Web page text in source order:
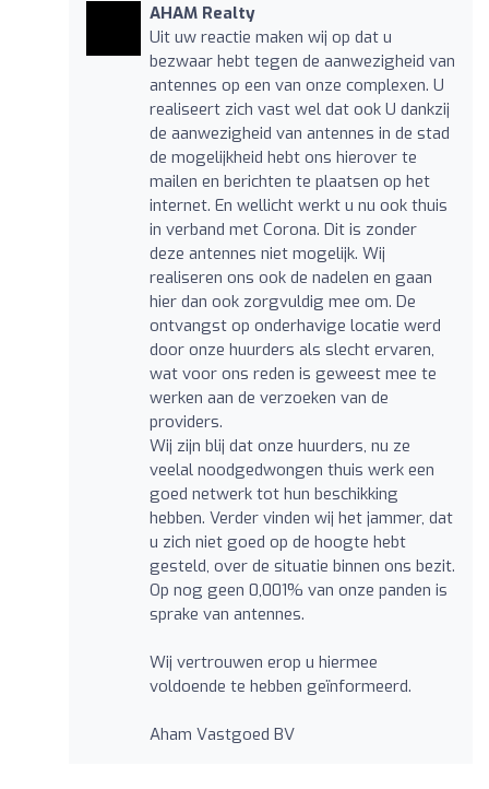
AHAM Realty
Uit uw reactie maken wij op dat u
bezwaar hebt tegen de aanwezigheid van
antennes op een van onze complexen. U
realiseert zich vast wel dat ook U dankzij
de aanwezigheid van antennes in de stad
de mogelijkheid hebt ons hierover te
mailen en berichten te plaatsen op het
internet. En wellicht werkt u nu ook thuis
in verband met Corona. Dit is zonder
deze antennes niet mogelijk. Wij
realiseren ons ook de nadelen en gaan
hier dan ook zorgvuldig mee om. De
ontvangst op onderhavige locatie werd
door onze huurders als slecht ervaren,
wat voor ons reden is geweest mee te
werken aan de verzoeken van de
providers.
Wij zijn blij dat onze huurders, nu ze
veelal noodgedwongen thuis werk een
goed netwerk tot hun beschikking
hebben. Verder vinden wij het jammer, dat
u zich niet goed op de hoogte hebt
gesteld, over de situatie binnen ons bezit.
Op nog geen 0,001% van onze panden is
sprake van antennes.
Wij vertrouwen erop u hiermee
voldoende te hebben geïnformeerd.
Aham Vastgoed BV